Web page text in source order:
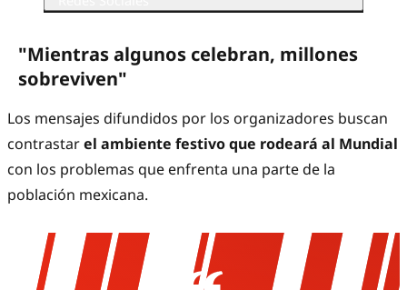
"Mientras algunos celebran, millones
sobreviven"
Los mensajes difundidos por los organizadores buscan
contrastarel ambiente festivo que rodeará al Mundial
con los problemas que enfrenta una parte de la
población mexicana.